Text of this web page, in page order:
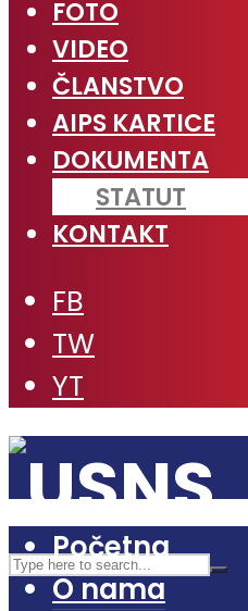
FOTO
VIDEO
ČLANSTVO
AIPS KARTICE
DOKUMENTA
STATUT
KONTAKT
FB
TW
YT
Početna
O nama